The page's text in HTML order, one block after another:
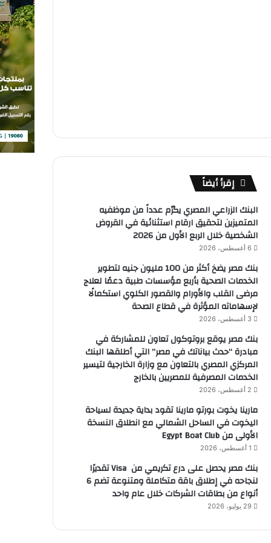
إقرأ أيضاً
البنك الزراعي المصري يكرّم عدداً من موظفيه
المتميزين لتحقيق ارقام استثنائية في القروض
الشخصية خلال الربع الأول من 2026
6 أغسطس، 2026
بنك مصر يضخ أكثر من 100 مليون جنيه لتطوير
الخدمات الصحية بأربع مؤسسات طبية دعمًا لعلاج
مرضى القلب والأورام والقصور الكلوي استكمالًا
لإسهاماته المؤثرة في قطاع الصحة
3 أغسطس، 2026
بنك مصر يوقع بروتوكول تعاون للمشاركة في
مبادرة “حدث بياناتك في مصر” التي أطلقها البنك
المركزي المصري بالتعاون مع وزارة الخارجية لتيسير
الخدمات المصرفية للمصريين بالخارج
2 أغسطس، 2026
مارينا يخوت بورتو مارينا تقود بداية جديدة لسياحة
اليخوت في الساحل الشمالي مع انطلاق النسخة
الأولى من Egypt Boat Club
1 أغسطس، 2026
بنك مصر يحصل على درع تكريمي من Visa تقديرًا
لنجاحه في إطلاق باقة متكاملة ومتنوعة تضم 6
أنواع من بطاقات الشركات خلال عام واحد
29 يوليو، 2026